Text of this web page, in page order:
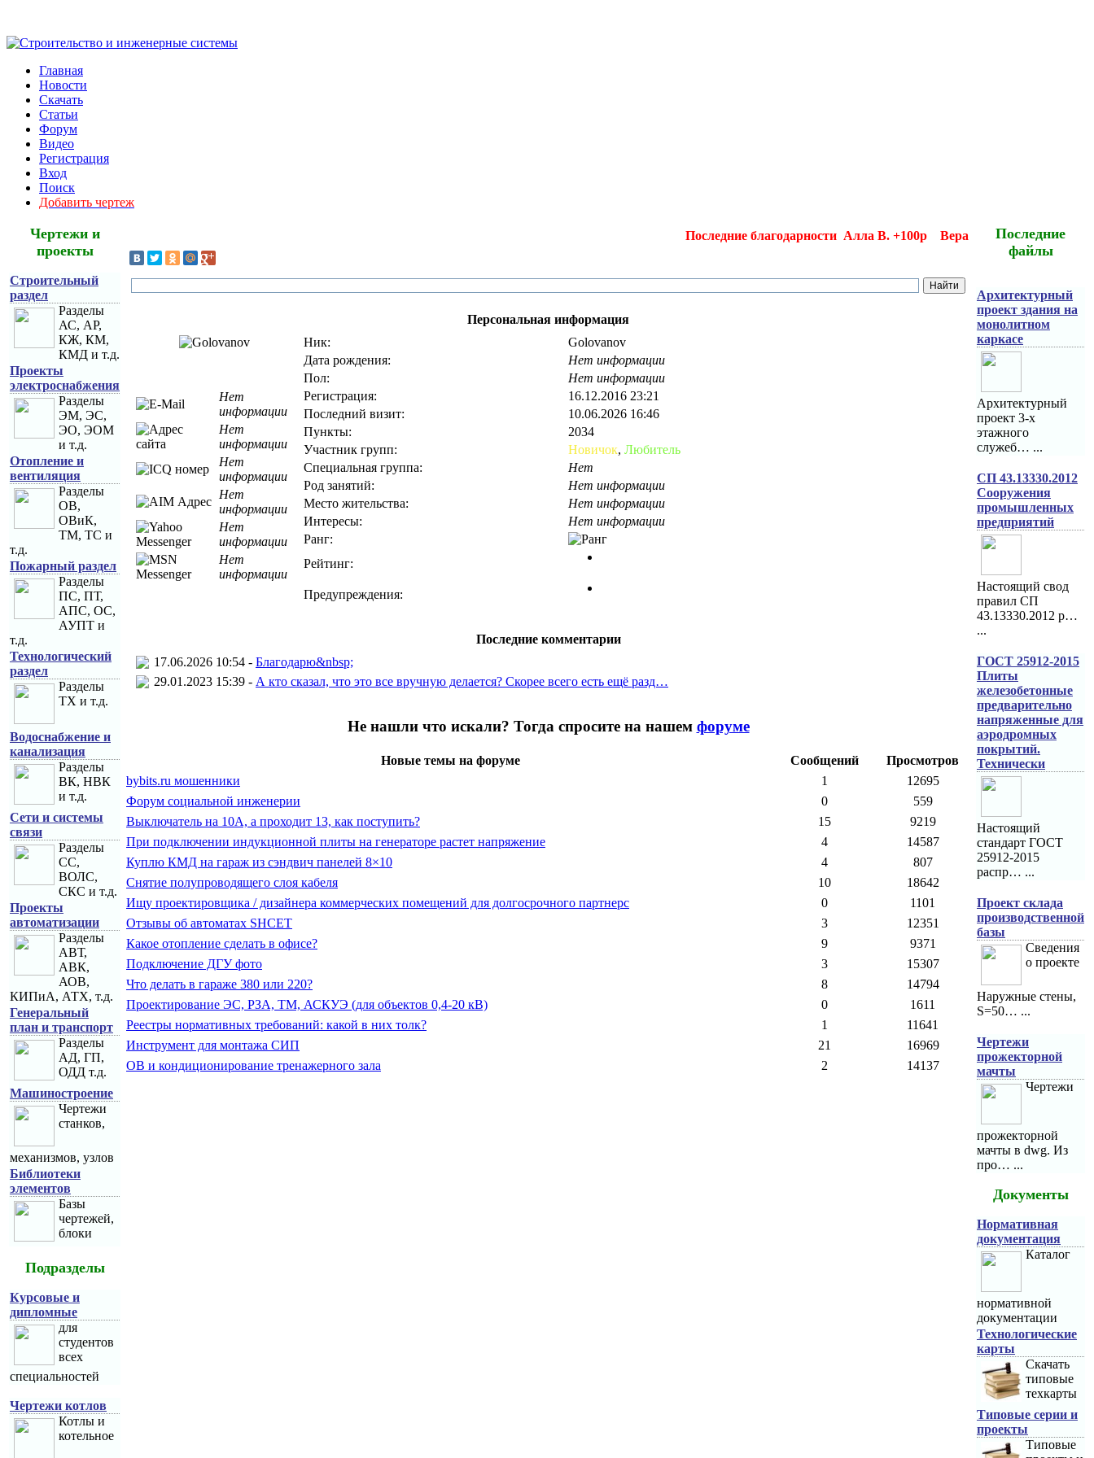
Главная
Новости
Скачать
Статьи
Форум
Видео
Регистрация
Вход
Поиск
Добавить чертеж
Чертежи и
проекты
Строительный
раздел
Разделы
АС, АР,
КЖ, КМ,
КМД и т.д.
Проекты
электроснабжения
Разделы
ЭМ, ЭС,
ЭО, ЭОМ
и т.д.
Отопление и
вентиляция
Разделы
ОВ,
ОВиК,
ТМ, ТС и
т.д.
Пожарный раздел
Разделы
ПС, ПТ,
АПС, ОС,
АУПТ и
т.д.
Технологический
раздел
Разделы
ТХ и т.д.
Водоснабжение и
канализация
Разделы
ВК, НВК
и т.д.
Сети и системы
связи
Разделы
СС,
ВОЛС,
СКС и т.д.
Проекты
автоматизации
Разделы
АВТ,
АВК,
АОВ,
КИПиА, АТХ, т.д.
Генеральный
план и транспорт
Разделы
АД, ГП,
ОДД т.д.
Машиностроение
Чертежи
станков,
механизмов, узлов
Библиотеки
элементов
Базы
чертежей,
блоки
Подразделы
Курсовые и
дипломные
для
студентов
всех
специальностей
Чертежи котлов
Котлы и
котельное
Последние благодарности Алла В. +100р Вера А +300р Диана
Персональная информация
Ник:
Golovanov
Дата рождения:
Нет информации
Пол:
Нет информации
Регистрация:
16.12.2016 23:21
Последний визит:
10.06.2026 16:46
Пункты:
2034
Участник групп:
Новичок, Любитель
Специальная группа:
Нет
Род занятий:
Нет информации
Место жительства:
Нет информации
Интересы:
Нет информации
Ранг:
Рейтинг:
Предупреждения:
Нет
информации
Нет
информации
Нет
информации
Нет
информации
Нет
информации
Нет
информации
Последние комментарии
17.06.2026 10:54 - Благодарю&nbsp;
29.01.2023 15:39 - А кто сказал, что это все вручную делается? Скорее всего есть ещё разд…
Не нашли что искали? Тогда спросите на нашем форуме
Новые темы на форуме Сообщений
Просмотров
bybits.ru мошенники
1
12695
Форум социальной инженерии
0
559
Выключатель на 10А, а проходит 13, как поступить?
15
9219
При подключении индукционной плиты на генераторе растет напряжение
4
14587
Куплю КМД на гараж из сэндвич панелей 8×10
4
807
Снятие полупроводящего слоя кабеля
10
18642
Ищу проектировщика / дизайнера коммерческих помещений для долгосрочного партнерс
0
1101
Отзывы об автоматах SHCET
3
12351
Какое отопление сделать в офисе?
9
9371
Подключение ДГУ фото
3
15307
Что делать в гараже 380 или 220?
8
14794
Проектирование ЭС, РЗА, ТМ, АСКУЭ (для объектов 0,4-20 кВ)
0
1611
Реестры нормативных требований: какой в них толк?
1
11641
Инструмент для монтажа СИП
21
16969
ОВ и кондиционирование тренажерного зала
2 14137
Последние
файлы
Архитектурный
проект здания на
монолитном
каркасе
Архитектурный
проект 3-х
этажного
служеб… ...
СП 43.13330.2012
Сооружения
промышленных
предприятий
Настоящий свод
правил СП
43.13330.2012 р…
...
ГОСТ 25912-2015
Плиты
железобетонные
предварительно
напряженные для
аэродромных
покрытий.
Технически
Настоящий
стандарт ГОСТ
25912-2015
распр… ...
Проект склада
производственной
базы
Сведения
о проекте
Наружные стены,
S=50… ...
Чертежи
прожекторной
мачты
Чертежи
прожекторной
мачты в dwg. Из
про… ...
Документы
Нормативная
документация
Каталог
нормативной
документации
Технологические
карты
Скачать
типовые
техкарты
Типовые серии и
проекты
Типовые